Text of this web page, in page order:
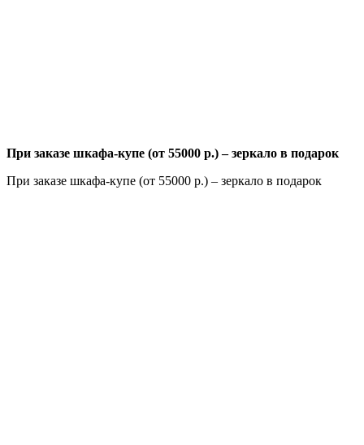
При заказе шкафа-купе (от 55000 р.) – зеркало в подарок
При заказе шкафа-купе (от 55000 р.) – зеркало в подарок